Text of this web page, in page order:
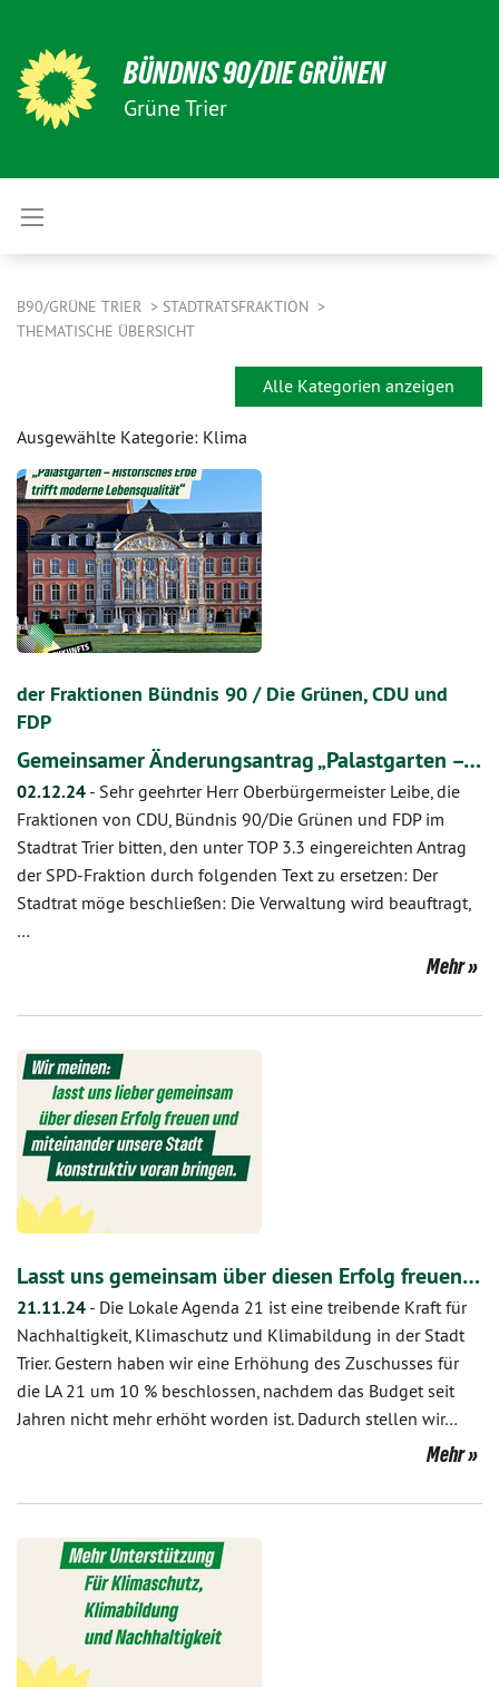
BÜNDNIS 90/DIE GRÜNEN
Grüne Trier
B90/GRÜNE TRIER
STADTRATSFRAKTION
THEMATISCHE ÜBERSICHT
Alle Kategorien anzeigen
Ausgewählte Kategorie: Klima
der Fraktionen Bündnis 90 / Die Grünen, CDU und
FDP
Gemeinsamer Änderungsantrag „Palastgarten –…
02.12.24 - Sehr geehrter Herr Oberbürgermeister Leibe, die
Fraktionen von CDU, Bündnis 90/Die Grünen und FDP im
Stadtrat Trier bitten, den unter TOP 3.3 eingereichten Antrag
der SPD-Fraktion durch folgenden Text zu ersetzen: Der
Stadtrat möge beschließen: Die Verwaltung wird beauftragt,
…
Mehr
Lasst uns gemeinsam über diesen Erfolg freuen…
21.11.24 - Die Lokale Agenda 21 ist eine treibende Kraft für
Nachhaltigkeit, Klimaschutz und Klimabildung in der Stadt
Trier. Gestern haben wir eine Erhöhung des Zuschusses für
die LA 21 um 10 % beschlossen, nachdem das Budget seit
Jahren nicht mehr erhöht worden ist. Dadurch stellen wir…
Mehr